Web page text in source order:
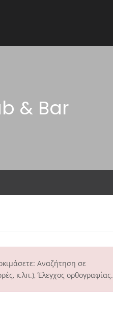
& Bar
Αναζήτηση σε
κ.λπ.), Έλεγχος ορθογραφίας.